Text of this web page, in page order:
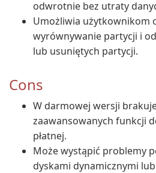
odwrotnie bez utraty
Umożliwia użytkownikom
wyrównywanie partycji i
lub usuniętych partycji.
Cons
W darmowej wersji
zaawansowanych funkcji
płatnej.
Może wystąpić problemy
dyskami dynamicznymi